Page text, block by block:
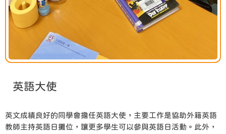
英語大使
英文成績良好的同學會擔任英語大使，主要工作是協助外籍英語
教師主持英語日攤位，讓更多學生可以參與英語日活動。此外，